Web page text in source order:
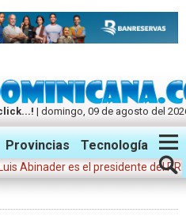
| domingo, 09 de agosto del
Instagram
Provincias Tecnología
Abinader es el presidente del PRM